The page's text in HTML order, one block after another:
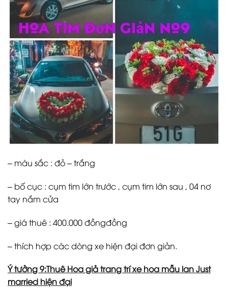
– màu sắc : đỏ – trắng
– bố cục : cụm tim lớn trước , cụm tim lớn sau , 04 nơ
tay nắm cửa
– giá thuê : 400.000 đồngđồng
– thích hợp các dòng xe hiện đại đơn giản.
Ý tưởng 9:Thuê Hoa giả trang trí xe hoa mẫu lan Just
married hiện đại